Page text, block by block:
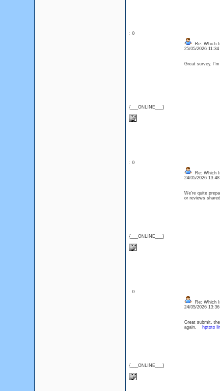
: 0
{___ONLINE___}
Re: Which
25/05/2026
Great survey,
: 0
{___ONLINE___}
Re: Which
24/05/2026
We're quite
or reviews
: 0
{___ONLINE___}
Re: Which
24/05/2026
Great submit,
again.
hptoto